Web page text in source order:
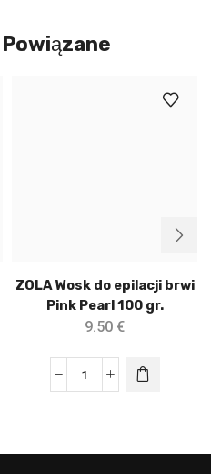
ZOLA Wosk do epilacji brwi
Pink Pearl 100 gr.
9.50 €